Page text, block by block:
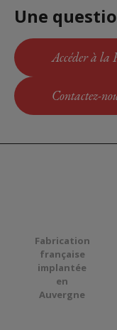
Une
Accéder à la
Contactez-
Fabrication
française
implantée
en
Auvergne